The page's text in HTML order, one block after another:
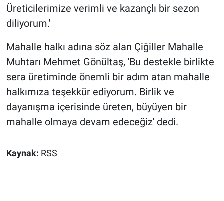
Üreticilerimize verimli ve kazançlı bir sezon
diliyorum.'
Mahalle halkı adına söz alan Çiğiller Mahalle
Muhtarı Mehmet Gönültaş, 'Bu destekle birlikte
sera üretiminde önemli bir adım atan mahalle
halkımıza teşekkür ediyorum. Birlik ve
dayanışma içerisinde üreten, büyüyen bir
mahalle olmaya devam edeceğiz' dedi.
Kaynak: RSS